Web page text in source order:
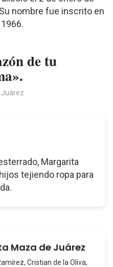
nombre fue inscrito en
de tu
Margarita
tejiendo ropa para
Maza de Juárez
Cristian de la Oliva,